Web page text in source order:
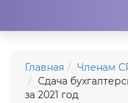
Главная Членам
Сдача
за 2021 год